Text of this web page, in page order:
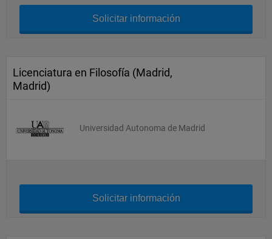
Solicitar información
Licenciatura en Filosofía (Madrid,
Madrid)
Universidad Autonoma de Madrid
Solicitar información